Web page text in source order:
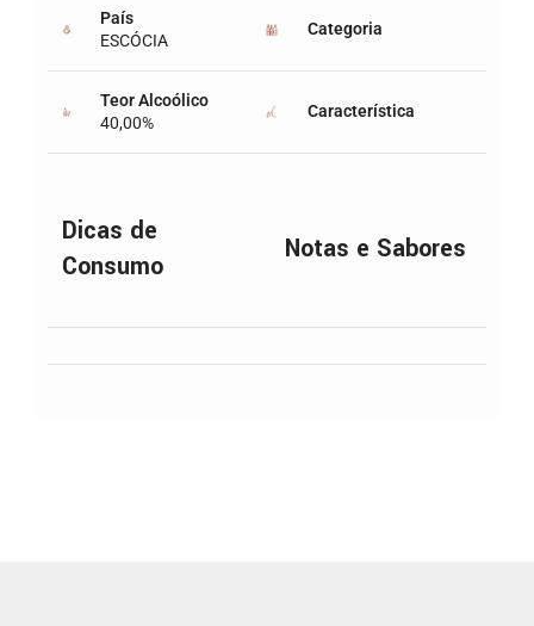
País
ESCÓCIA
Categoria
Teor Alcoólico
40,00%
Característica
Dicas de
Consumo
Notas e Sabores